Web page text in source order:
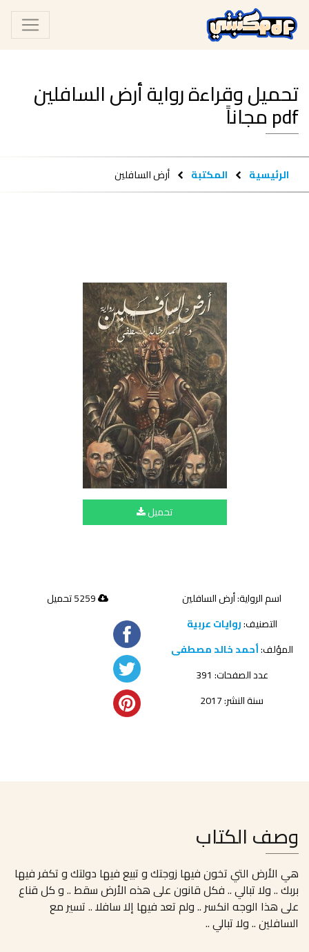
تحميل وقراءة رواية أرض السافلين
pdf مجاناً
الرئيسية المكتبة أرض السافلين
تحميل
اسم الرواية: أرض السافلين
التصنيف:روايات عربية
المؤلف:أحمد خالد مصطفى
عدد الصفحات: 391
سنة النشر: 2017
وصف الكتاب
هي الأرض التي تخون فيها زوجتك و تبيع فيها دولتك و تكفر فيها
بربك .. ولا تبالي .. فكل قانون على هذه الأرض سقط .. و كل قناع
على هذا الوجه انكسر .. ولم تعد فيها إلا سافلا .. تسير مع
السافلين .. ولا تبالي ..